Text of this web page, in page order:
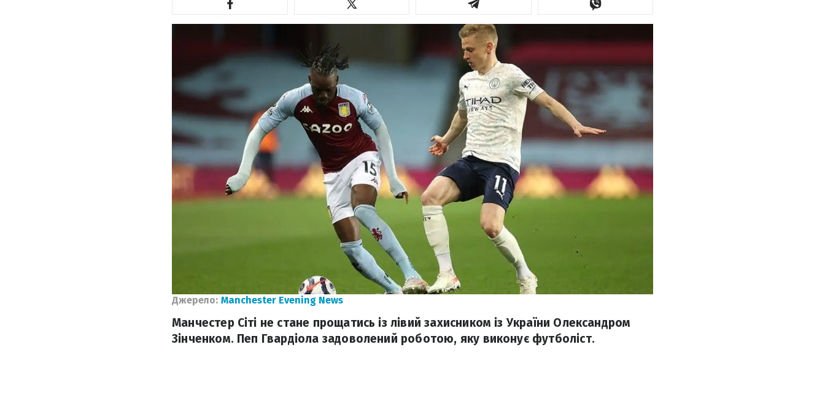
Джерело: Manchester Evening News
Манчестер Сіті не стане прощатись із лівий захисником із України Олександром
Зінченком. Пеп Гвардіола задоволений роботою, яку виконує футболіст.